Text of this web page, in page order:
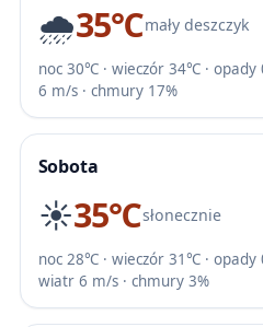
🌧️35℃mały deszczyk
noc 30℃ · wieczór 34℃ · opady
6 m/s · chmury 17%
Sobota
☀️35℃słonecznie
noc 28℃ · wieczór 31℃ · opady
wiatr 6 m/s · chmury 3%